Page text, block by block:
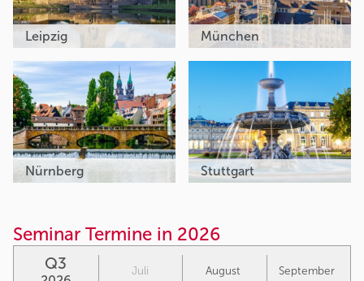
Leipzig München
Nürnberg Stuttgart
Seminar Termine in 2026
Q3 Juli August September